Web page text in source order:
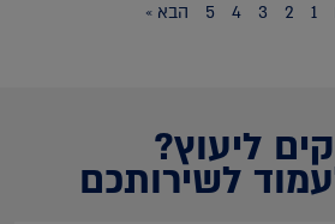
1
2
3
4
5 הבא »
ליעוץ?
לשירותכם